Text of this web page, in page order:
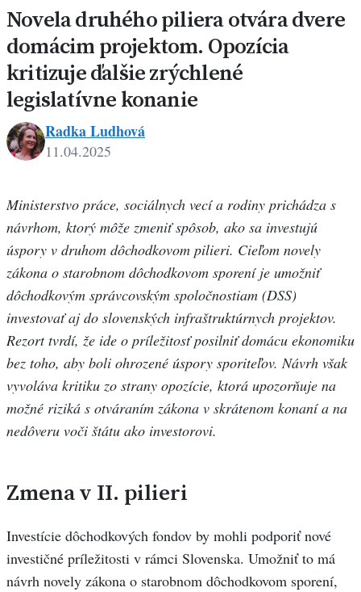
Novela druhého piliera otvára dvere
domácim projektom. Opozícia
kritizuje ďalšie zrýchlené
legislatívne konanie
Radka Ludhová
11.04.2025
Ministerstvo práce, sociálnych vecí a rodiny prichádza s
návrhom, ktorý môže zmeniť spôsob, ako sa investujú
úspory v druhom dôchodkovom pilieri. Cieľom novely
zákona o starobnom dôchodkovom sporení je umožniť
dôchodkovým správcovským spoločnostiam (DSS)
investovať aj do slovenských infraštruktúrnych projektov.
Rezort tvrdí, že ide o príležitosť posilniť domácu ekonomiku
bez toho, aby boli ohrozené úspory sporiteľov. Návrh však
vyvoláva kritiku zo strany opozície, ktorá upozorňuje na
možné riziká s otváraním zákona v skrátenom konaní a na
nedôveru voči štátu ako investorovi.
Zmena v II. pilieri
Investície dôchodkových fondov by mohli podporiť nové
investičné príležitosti v rámci Slovenska. Umožniť to má
návrh novely zákona o starobnom dôchodkovom sporení,